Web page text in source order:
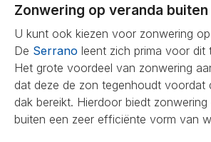
Zonwering op veranda buiten
U kunt ook kiezen voor zonwering
De Serrano leent zich prima voor dit
Het grote voordeel van zonwering
dat deze de zon tegenhoudt voordat
dak bereikt. Hierdoor biedt
buiten een zeer efficiënte vorm van